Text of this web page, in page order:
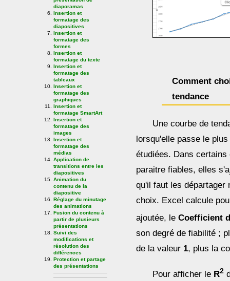
diaporamas
Insertion et
formatage des
diapositives
Insertion et
formatage des
formes
Insertion et
formatage du texte
Insertion et
formatage des
tableaux
Insertion et
formatage des
graphiques
Insertion et
formatage SmartArt
Insertion et
formatage des
images
Insertion et
formatage des
médias
Application de
transitions entre les
diapositives
Animation du
contenu de la
diapositive
Réglage du minutage
des animations
Fusion du contenu à
partir de plusieurs
présentations
Suivi des
modifications et
résolution des
différences
Protection et partage
des présentations
Comment
tendance
Une courbe de
lorsqu'elle passe le
étudiées. Dans
paraitre fiables, elles
qu'il faut les départager
choix. Excel calcule
ajoutée, leCoefficient
son degré de fiabilité ;
de la valeur 1, plus la
Pour afficher le R2